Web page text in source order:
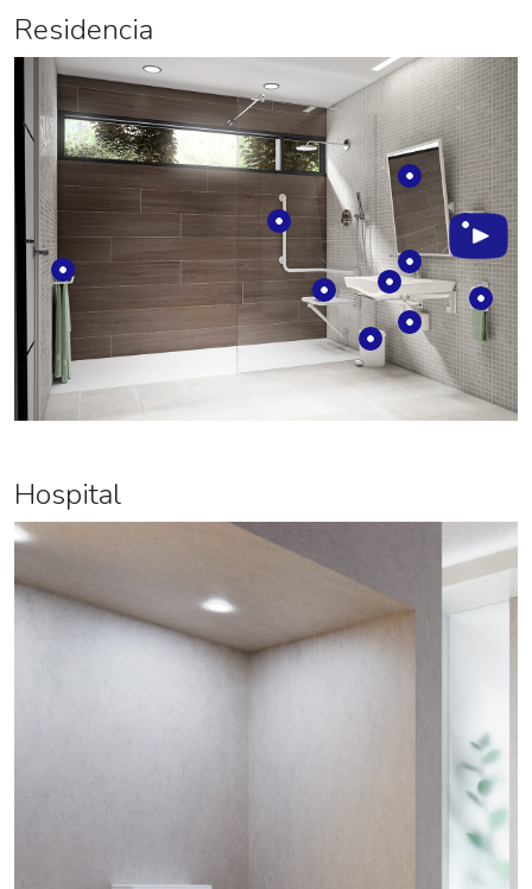
Residencia
Hospital